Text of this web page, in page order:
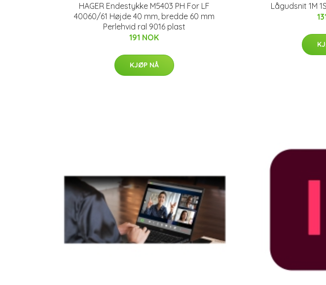
HAGER Endestykke M5403 PH For LF
40060/61 Højde 40 mm, bredde 60 mm
Perlehvid ral 9016 plast
191 NOK
KJØP NÅ
Lågudsnit 1M